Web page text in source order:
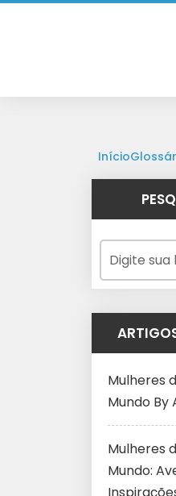
Início
Mulheres
Mundo By
Mulheres
Mundo: